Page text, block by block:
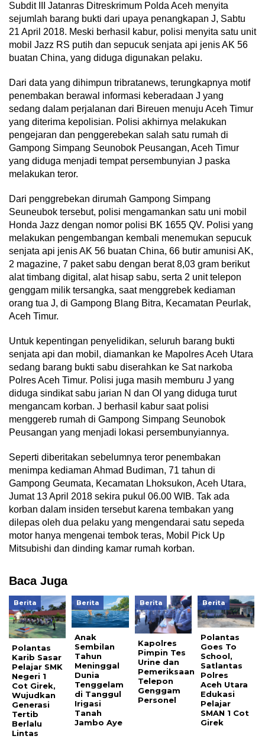
Subdit III Jatanras Ditreskrimum Polda Aceh menyita
sejumlah barang bukti dari upaya penangkapan J, Sabtu
21 April 2018. Meski berhasil kabur, polisi menyita satu unit
mobil Jazz RS putih dan sepucuk senjata api jenis AK 56
buatan China, yang diduga digunakan pelaku.
Dari data yang dihimpun tribratanews, terungkapnya motif
penembakan berawal informasi keberadaan J yang
sedang dalam perjalanan dari Bireuen menuju Aceh Timur
yang diterima kepolisian. Polisi akhirnya melakukan
pengejaran dan penggerebekan salah satu rumah di
Gampong Simpang Seunobok Peusangan, Aceh Timur
yang diduga menjadi tempat persembunyian J paska
melakukan teror.
Dari penggrebekan dirumah Gampong Simpang
Seuneubok tersebut, polisi mengamankan satu uni mobil
Honda Jazz dengan nomor polisi BK 1655 QV. Polisi yang
melakukan pengembangan kembali menemukan sepucuk
senjata api jenis AK 56 buatan China, 66 butir amunisi AK,
2 magazine, 7 paket sabu dengan berat 8,03 gram berikut
alat timbang digital, alat hisap sabu, serta 2 unit telepon
genggam milik tersangka, saat menggrebek kediaman
orang tua J, di Gampong Blang Bitra, Kecamatan Peurlak,
Aceh Timur.
Untuk kepentingan penyelidikan, seluruh barang bukti
senjata api dan mobil, diamankan ke Mapolres Aceh Utara
sedang barang bukti sabu diserahkan ke Sat narkoba
Polres Aceh Timur. Polisi juga masih memburu J yang
diduga sindikat sabu jarian N dan OI yang diduga turut
mengancam korban. J berhasil kabur saat polisi
menggereb rumah di Gampong Simpang Seunobok
Peusangan yang menjadi lokasi persembunyiannya.
Seperti diberitakan sebelumnya teror penembakan
menimpa kediaman Ahmad Budiman, 71 tahun di
Gampong Geumata, Kecamatan Lhoksukon, Aceh Utara,
Jumat 13 April 2018 sekira pukul 06.00 WIB. Tak ada
korban dalam insiden tersebut karena tembakan yang
dilepas oleh dua pelaku yang mengendarai satu sepeda
motor hanya mengenai tembok teras, Mobil Pick Up
Mitsubishi dan dinding kamar rumah korban.
Baca Juga
Berita
Polantas
Karib Sasar
Pelajar SMK
Negeri 1
Cot Girek,
Wujudkan
Generasi
Tertib
Berlalu
Lintas
Berita
Anak
Sembilan
Tahun
Meninggal
Dunia
Tenggelam
di Tanggul
Irigasi
Tanah
Jambo Aye
Berita
Kapolres
Pimpin Tes
Urine dan
Pemeriksaan
Telepon
Genggam
Personel
Berita
Polantas
Goes To
School,
Satlantas
Polres
Aceh Utara
Edukasi
Pelajar
SMAN 1 Cot
Girek